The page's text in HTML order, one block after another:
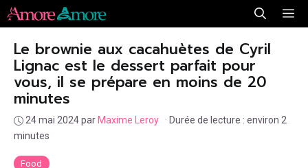
Aller
au
contenu
Food
Le brownie aux cacahuètes de Cyril
Lignac est le dessert parfait pour
vous, il se prépare en moins de 20
minutes
24 mai 2024par Maxime Leroy · Durée de lecture : environ 2
minutes